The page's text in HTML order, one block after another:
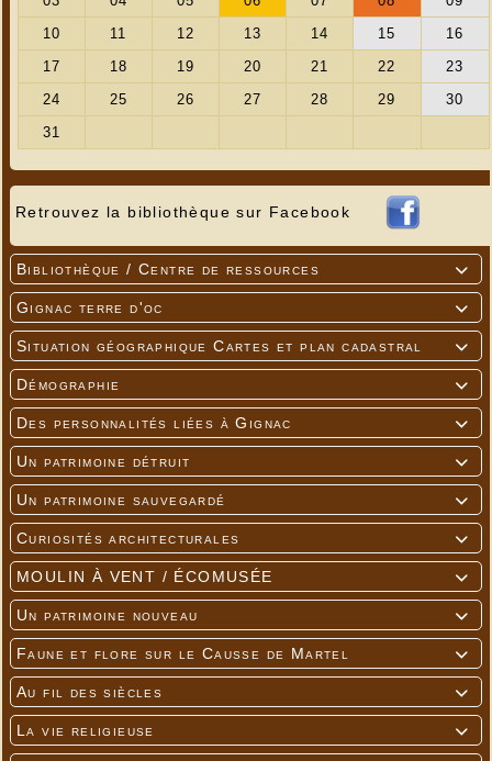
Retrouvez la bibliothèque sur Facebook

Bibliothèque / Centre de ressources

Gignac terre d'oc

Situation géographique Cartes et plan cadastral

Démographie

Des personnalités liées à Gignac

Un patrimoine détruit

Un patrimoine sauvegardé

Curiosités architecturales

MOULIN À VENT / ÉCOMUSÉE

Un patrimoine nouveau

Faune et flore sur le Causse de Martel

Au fil des siècles

La vie religieuse